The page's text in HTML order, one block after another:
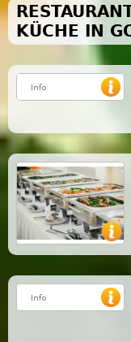
KÜCHE IN